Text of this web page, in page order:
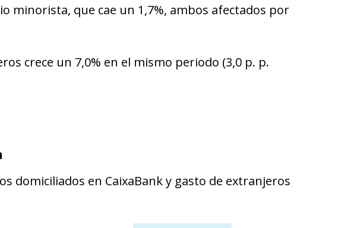
minorista, que cae un 1,7%, ambos afectados por
crece un 7,0% en el mismo periodo (3,0 p. p.
domiciliados en CaixaBank y gasto de extranjeros